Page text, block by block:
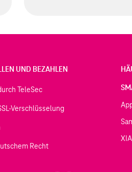
UND BEZAHLEN
TeleSec
Verschlüsselung
Recht